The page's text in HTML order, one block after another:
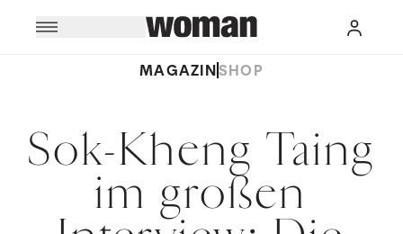
MAGAZINSHOP
Sok-Kheng Taing
im großen